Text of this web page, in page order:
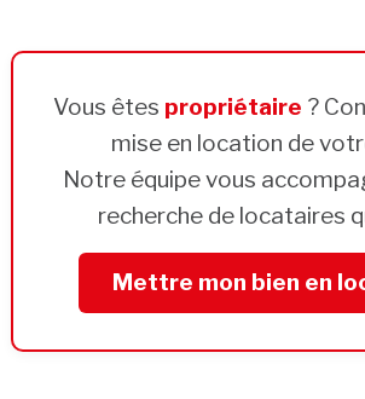
Vous êtes propriétaire ?
mise en location de
Notre équipe vous
recherche de locataires
Mettre mon bien en